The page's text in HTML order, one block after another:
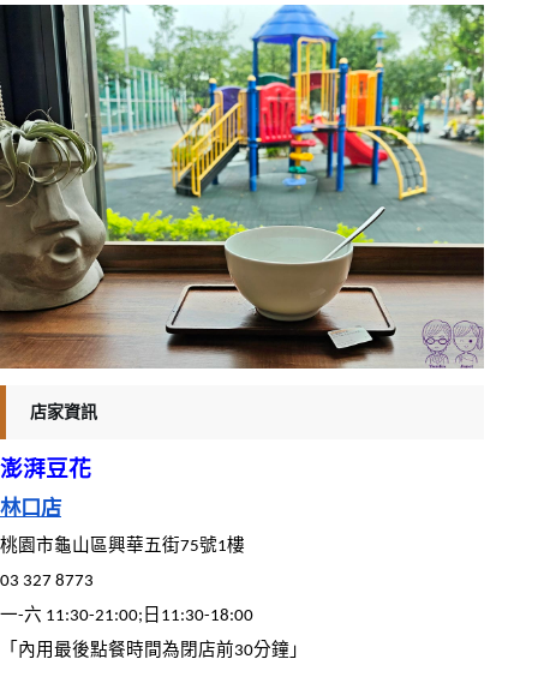
店家資訊
澎湃豆花
林口店
桃園市龜山區興華五街75號1樓
03 327 8773
一-六 11:30-21:00;日11:30-18:00
「內用最後點餐時間為閉店前30分鐘」